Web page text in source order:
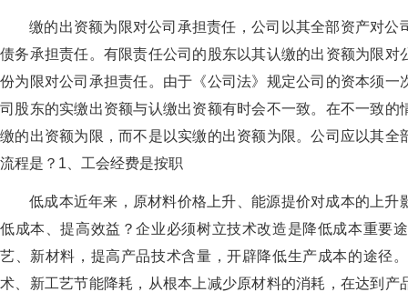
缴的出资额为限对公司承担责任，公司以其全部资产对
债务承担责任。有限责任公司的股东以其认缴的出资额为限
份为限对公司承担责任。由于《公司法》规定公司的资本须
司股东的实缴出资额与认缴出资额有时会不一致。在不一致
缴的出资额为限，而不是以实缴的出资额为限。公司应以其
流程是？1、工会经费是按职
低成本近年来，原材料价格上升、能源提价对成本的上
低成本、提高效益？企业必须树立技术改造是降低成本重要
艺、新材料，提高产品技术含量，开辟降低生产成本的途径
术、新工艺节能降耗，从根本上减少原材料的消耗，在达到